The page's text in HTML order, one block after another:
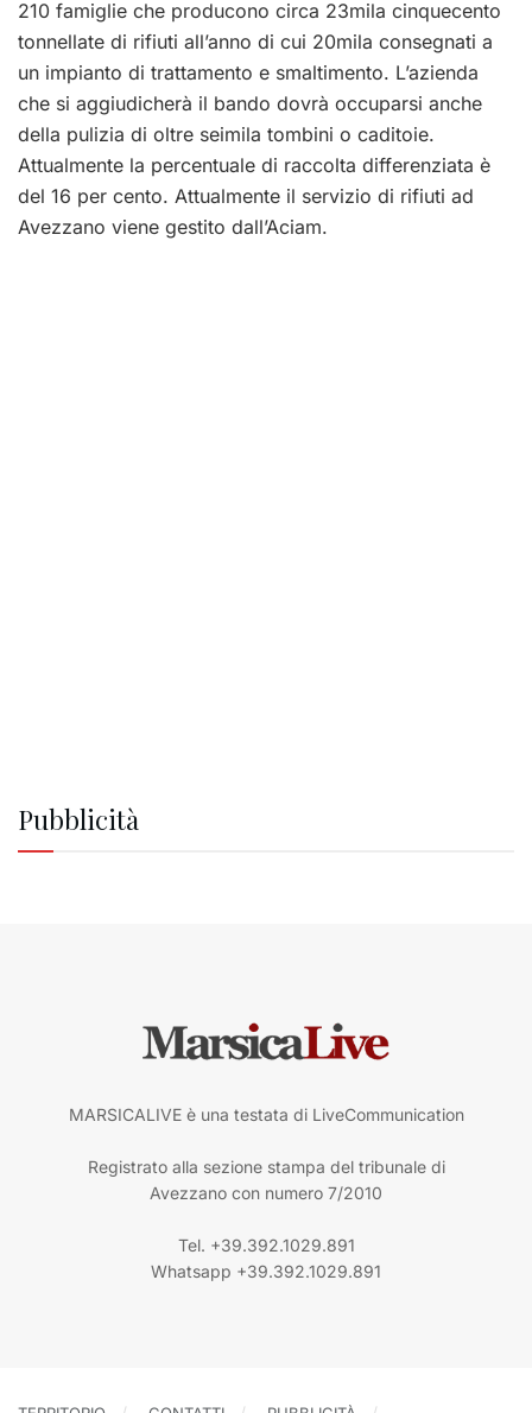
210 famiglie che producono circa 23mila cinquecento
tonnellate di rifiuti all’anno di cui 20mila consegnati a
un impianto di trattamento e smaltimento. L’azienda
che si aggiudicherà il bando dovrà occuparsi anche
della pulizia di oltre seimila tombini o caditoie.
Attualmente la percentuale di raccolta differenziata è
del 16 per cento. Attualmente il servizio di rifiuti ad
Avezzano viene gestito dall’Aciam.
Pubblicità
MARSICALIVE è una testata di LiveCommunication
Registrato alla sezione stampa del tribunale di
Avezzano con numero 7/2010
Tel. +39.392.1029.891
Whatsapp +39.392.1029.891